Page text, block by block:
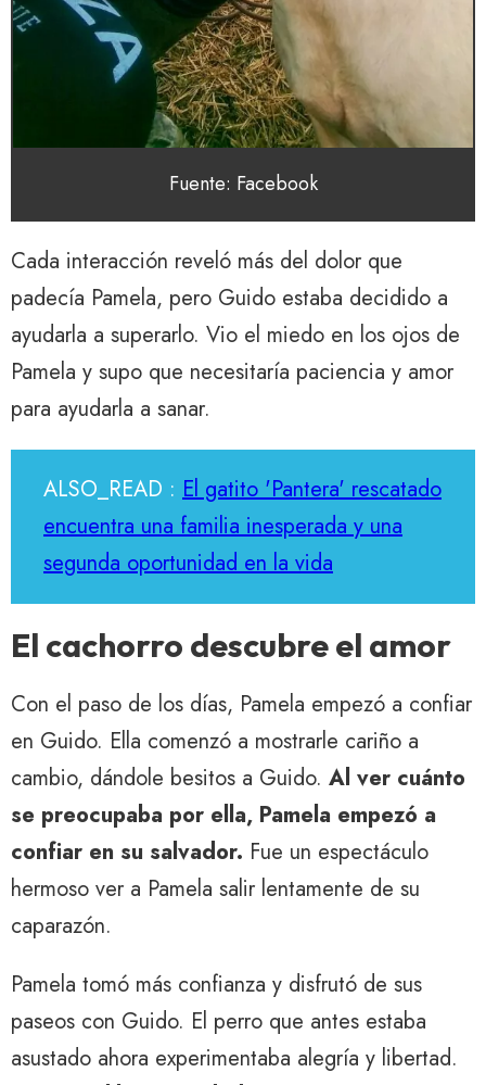
Fuente: Facebook
Cada interacción reveló más del dolor que
padecía Pamela, pero Guido estaba decidido a
ayudarla a superarlo. Vio el miedo en los ojos de
Pamela y supo que necesitaría paciencia y amor
para ayudarla a sanar.
ALSO_READ : El gatito 'Pantera' rescatado
encuentra una familia inesperada y una
segunda oportunidad en la vida
El cachorro descubre el amor
Con el paso de los días, Pamela empezó a confiar
en Guido. Ella comenzó a mostrarle cariño a
cambio, dándole besitos a Guido. Al ver cuánto
se preocupaba por ella, Pamela empezó a
confiar en su salvador. Fue un espectáculo
hermoso ver a Pamela salir lentamente de su
caparazón.
Pamela tomó más confianza y disfrutó de sus
paseos con Guido. El perro que antes estaba
asustado ahora experimentaba alegría y libertad.